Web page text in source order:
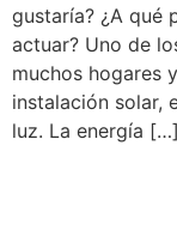
gustaría? ¿A qué
actuar? Uno de
muchos hogares
instalación solar,
luz. La energía […]